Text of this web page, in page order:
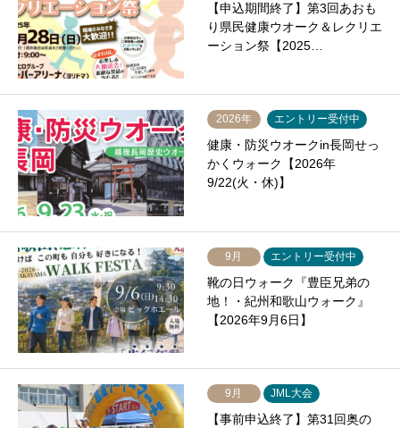
【申込期間終了】第3回あおも
り県民健康ウオーク＆レクリエ
ーション祭【2025…
2026年 エントリー受付中
健康・防災ウオークin長岡せっ
かくウォーク【2026年
9/22(火・休)】
9月 エントリー受付中
靴の日ウォーク『豊臣兄弟の
地！・紀州和歌山ウォーク』
【2026年9月6日】
9月 JML大会
【事前申込終了】第31回奥の